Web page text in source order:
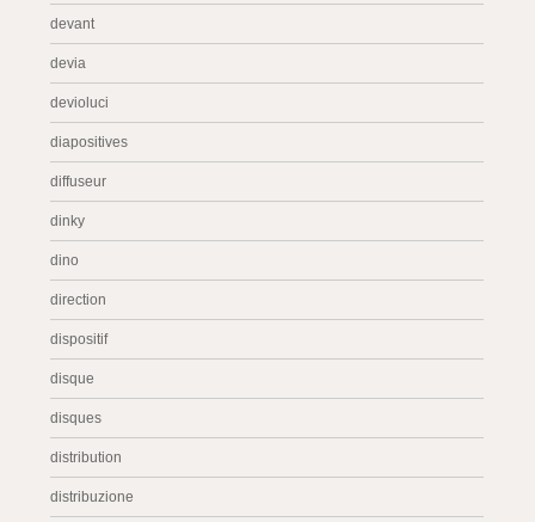
devant
devia
devioluci
diapositives
diffuseur
dinky
dino
direction
dispositif
disque
disques
distribution
distribuzione